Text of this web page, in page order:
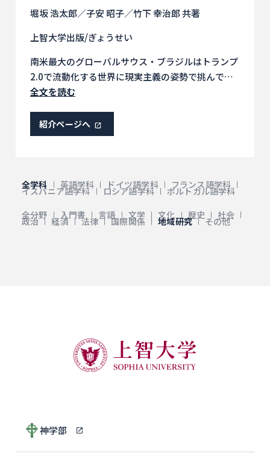
堀坂 浩太郎／子安 昭子／竹下 幸治郎 共著
上智大学出版/ぎょうせい
南米最大のグローバルサウス・ブラジルはトランプ
2.0で流動化する世界に現実主義の姿勢で挑んでい
ます。日本はそのようなブラジルとどんな関係を築
全文を読む
紹介ページへ
全学科 英語学科 ドイツ語学科 フランス語学科
イスパニア語学科 ロシア語学科
ポルトガル語学科
全分野
入門書 言語 文学 文化 歴史 社会
政治 経済 法律 国際関係 地域研究 その他
神学部